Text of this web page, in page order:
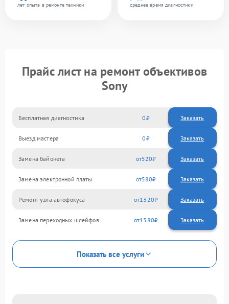
лет опыта в ремонте техники
среднее время диагностики
Прайс лист на ремонт объективов
Sony
Бесплатная диагностика 0 Заказать
Выезд мастера 0 Заказать
Замена байонета 520
Замена электронной платы 580
Ремонт узла автофокуса 1320
Замена переходных шлейфов 1380
Показать все услуги